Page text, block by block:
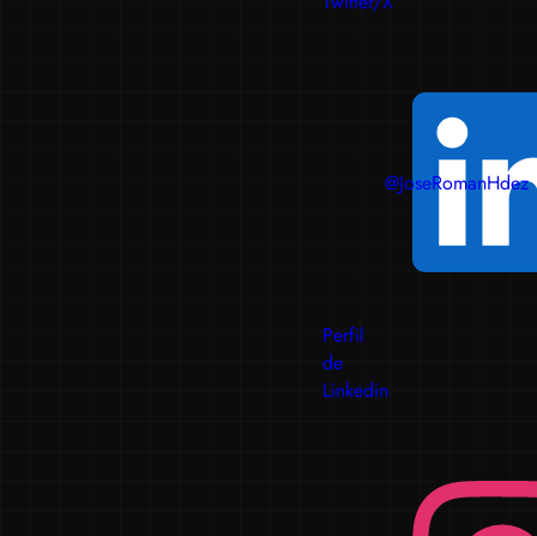
@JoseRomanHdez
Perfil
de
Linkedin